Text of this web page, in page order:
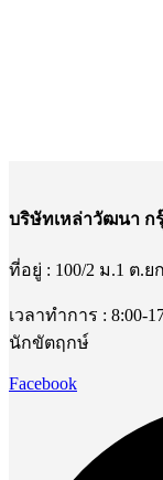
บริษัทเหล่าวัฒนา ก
ที่อยู่ : 100/2 ม.1 ต.
เวลาทำการ : 8:00-
นักขัตฤกษ์
Facebook